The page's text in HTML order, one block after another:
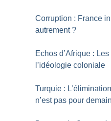
Corruption : France
autrement ?
Echos d’Afrique :
l’idéologie coloniale
Turquie :
n’est pas pour demain